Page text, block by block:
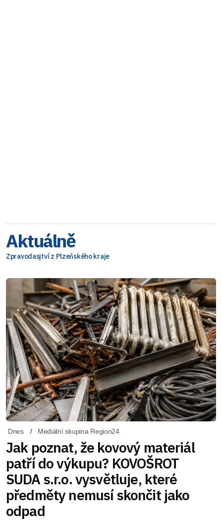
Aktuálně
Zpravodasjtví z Plzeňského kraje
Dnes Mediální skupina Region24
Jak poznat, že kovový materiál
patří do výkupu? KOVOŠROT
SUDA s.r.o. vysvětluje, které
předměty nemusí skončit jako
odpad